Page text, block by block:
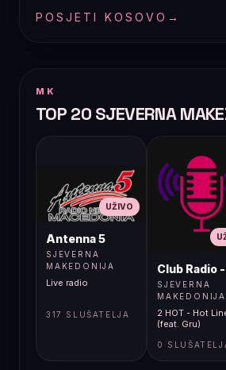
POSJETI KOSOVO →
MK
TOP 20 SJEVERNA
UŽIVO
Antenna 5
SJEVERNA
MAKEDONIJA
Live radio
317 SLUŠATELJA
Club Radio
SJEVERNA
MAKEDONIJA
2 HOT - Hot
(feat. Gru)
0